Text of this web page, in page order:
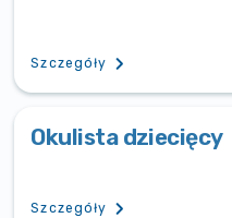
Szczegóły
Okulista dziecięcy
Szczegóły